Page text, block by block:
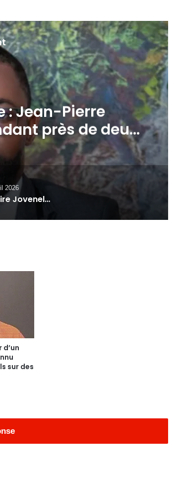
: Jean-Pierre
près de deux
2026
Affaire Jovenel Moïse : une “armée de 6 200 hommes” et des liens troublants avec BBQ révélés
sur des